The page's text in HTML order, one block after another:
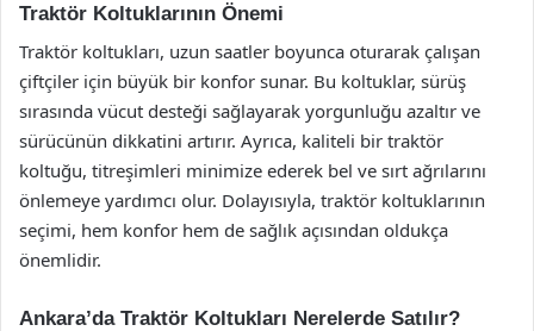
Traktör Koltuklarının Önemi
Traktör koltukları, uzun saatler boyunca oturarak çalışan
çiftçiler için büyük bir konfor sunar. Bu koltuklar, sürüş
sırasında vücut desteği sağlayarak yorgunluğu azaltır ve
sürücünün dikkatini artırır. Ayrıca, kaliteli bir traktör
koltuğu, titreşimleri minimize ederek bel ve sırt ağrılarını
önlemeye yardımcı olur. Dolayısıyla, traktör koltuklarının
seçimi, hem konfor hem de sağlık açısından oldukça
önemlidir.
Ankara’da Traktör Koltukları Nerelerde Satılır?